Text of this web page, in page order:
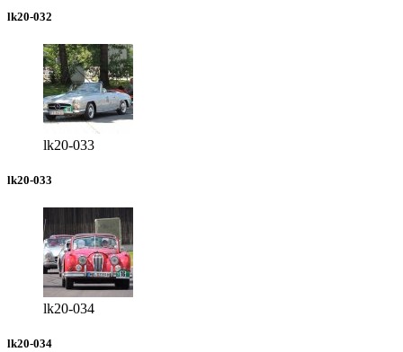
lk20-032
lk20-033
lk20-033
lk20-034
lk20-034